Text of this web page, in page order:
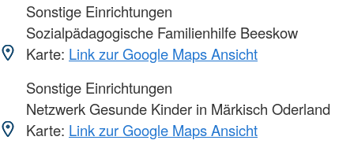
Sonstige Einrichtungen
Sozialpädagogische Familienhilfe Beeskow
Karte: Link zur Google Maps Ansicht
Sonstige Einrichtungen
Netzwerk Gesunde Kinder in Märkisch Oderland
Karte: Link zur Google Maps Ansicht